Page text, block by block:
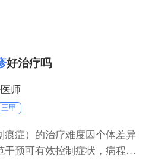
好治疗吗
师
三甲
痕症）的治疗难度因个体差异
预可有效控制症状，病程通